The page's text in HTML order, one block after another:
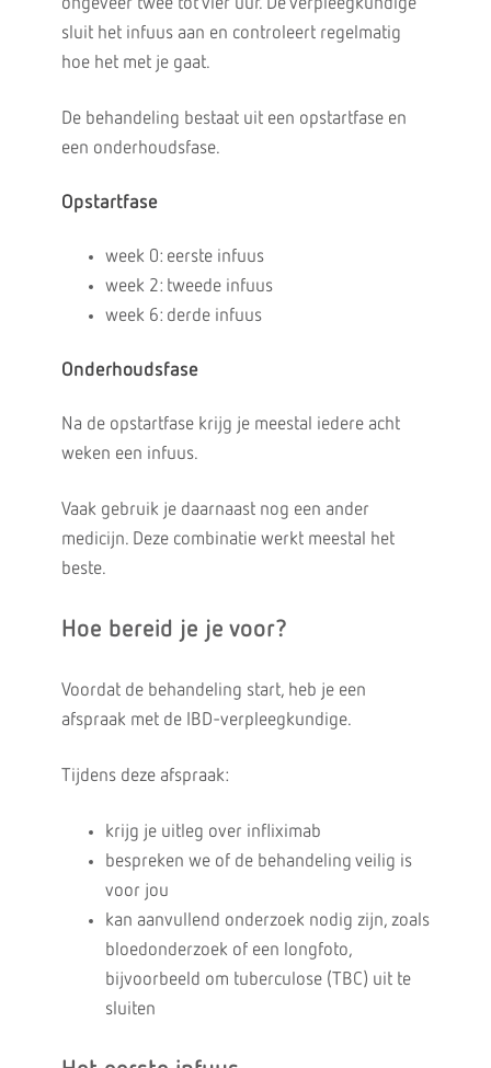
ongeveer twee tot vier uur. De verpleegkundige
sluit het infuus aan en controleert regelmatig
hoe het met je gaat.
De behandeling bestaat uit een opstartfase en
een onderhoudsfase.
Opstartfase
week 0: eerste infuus
week 2: tweede infuus
week 6: derde infuus
Onderhoudsfase
Na de opstartfase krijg je meestal iedere acht
weken een infuus.
Vaak gebruik je daarnaast nog een ander
medicijn. Deze combinatie werkt meestal het
beste.
Hoe bereid je je voor?
Voordat de behandeling start, heb je een
afspraak met de IBD-verpleegkundige.
Tijdens deze afspraak:
krijg je uitleg over infliximab
bespreken we of de behandeling veilig is
voor jou
kan aanvullend onderzoek nodig zijn, zoals
bloedonderzoek of een longfoto,
bijvoorbeeld om tuberculose (TBC) uit te
sluiten